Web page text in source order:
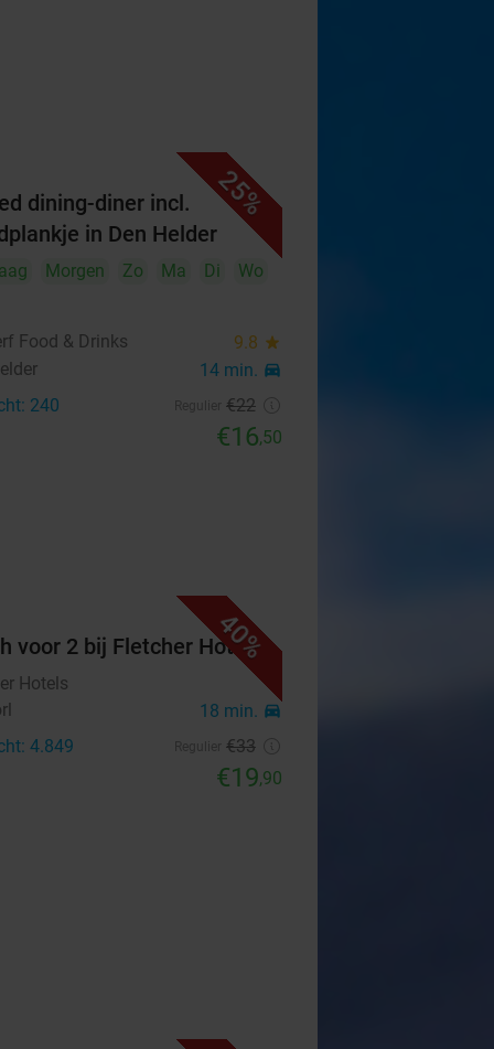
25%
dining-diner incl.
in Den Helder
Morgen Zo Ma Di
Wo
Food & Drinks
9.8 star
14 min. directions_car
240 €22
€16,50
40%
voor 2 bij Fletcher Hotels
Hotels
18 min. directions_car
4.849 €33
€19,90